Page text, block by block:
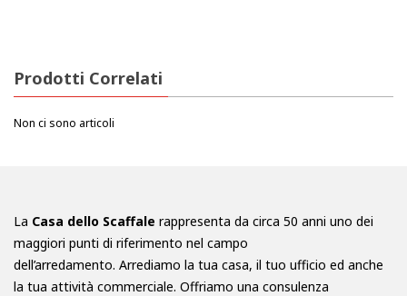
Prodotti Correlati
Non ci sono articoli
La Casa dello Scaffale rappresenta da circa 50 anni uno dei
maggiori punti di riferimento nel campo
dell’arredamento. Arrediamo la tua casa, il tuo ufficio ed anche
la tua attività commerciale. Offriamo una consulenza